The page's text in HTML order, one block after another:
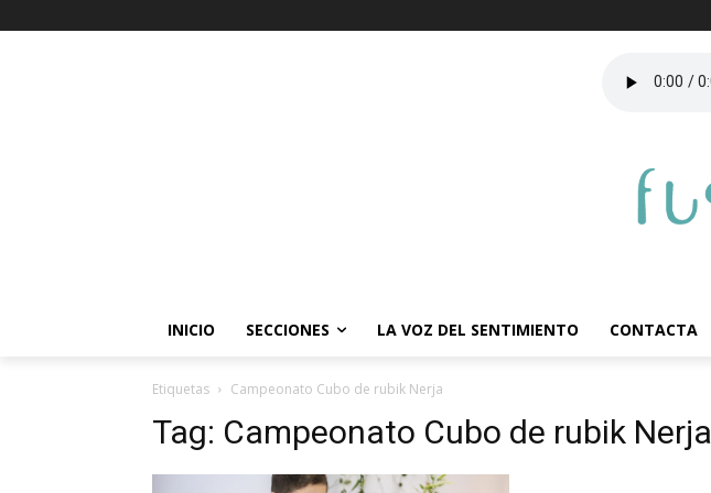
INICIO SECCIONES LA VOZ DEL SENTIMIENTO CONTACTA
Etiquetas Campeonato Cubo de rubik Nerja
Tag: Campeonato Cubo de rubik Nerja